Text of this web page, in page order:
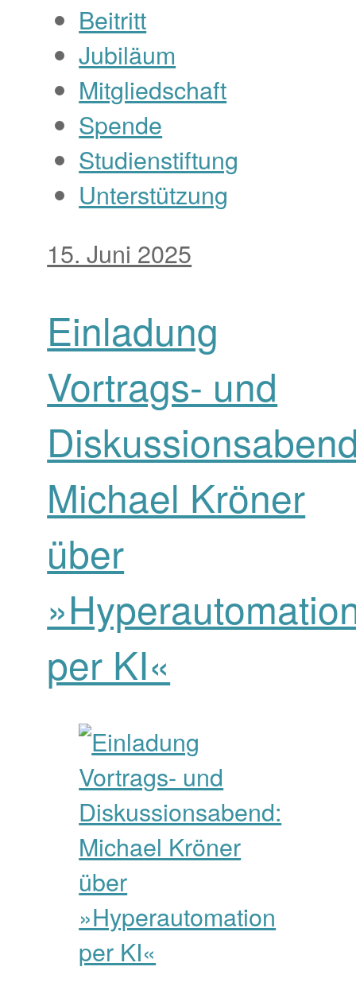
Beitritt
Jubiläum
Mitgliedschaft
Spende
Studienstiftung
Unterstützung
15. Juni 2025
Einladung
Vortrags- und
Michael Kröner
über
per KI«